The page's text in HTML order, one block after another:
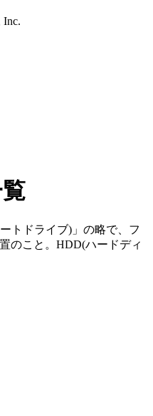
ートドライブ)」の略で、フ
のこと。HDD(ハードディ